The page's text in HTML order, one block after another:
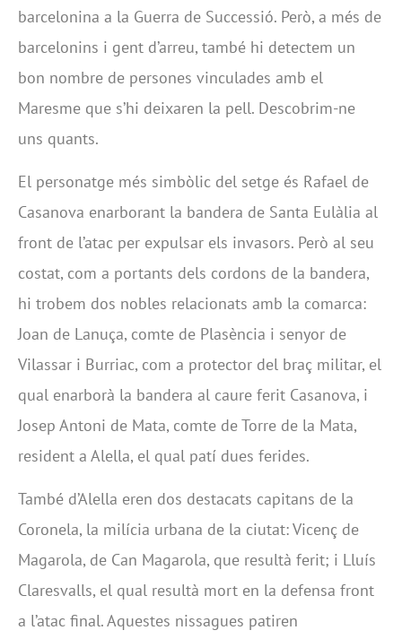
barcelonina a la Guerra de Successió. Però, a més de
barcelonins i gent d’arreu, també hi detectem un
bon nombre de persones vinculades amb el
Maresme que s’hi deixaren la pell. Descobrim-ne
uns quants.
El personatge més simbòlic del setge és Rafael de
Casanova enarborant la bandera de Santa Eulàlia al
front de l’atac per expulsar els invasors. Però al seu
costat, com a portants dels cordons de la bandera,
hi trobem dos nobles relacionats amb la comarca:
Joan de Lanuça, comte de Plasència i senyor de
Vilassar i Burriac, com a protector del braç militar, el
qual enarborà la bandera al caure ferit Casanova, i
Josep Antoni de Mata, comte de Torre de la Mata,
resident a Alella, el qual patí dues ferides.
També d’Alella eren dos destacats capitans de la
Coronela, la milícia urbana de la ciutat: Vicenç de
Magarola, de Can Magarola, que resultà ferit; i Lluís
Claresvalls, el qual resultà mort en la defensa front
a l’atac final. Aquestes nissagues patiren